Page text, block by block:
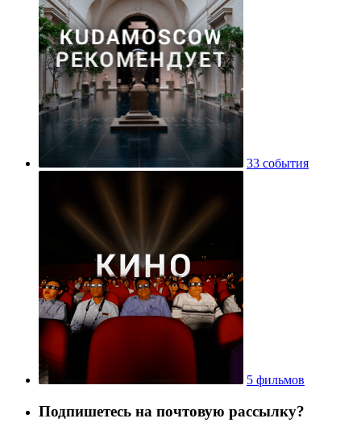
33 события
5 фильмов
Подпишетесь на почтовую рассылку?